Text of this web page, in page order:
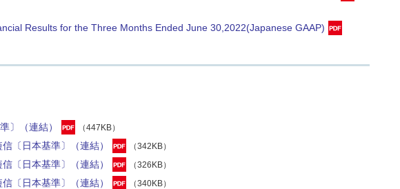
Results for the Three Months Ended June 30,2022(Japanese GAAP)
〕（連結） （447KB）
〔日本基準〕（連結） （342KB）
〔日本基準〕（連結） （326KB）
〔日本基準〕（連結） （340KB）